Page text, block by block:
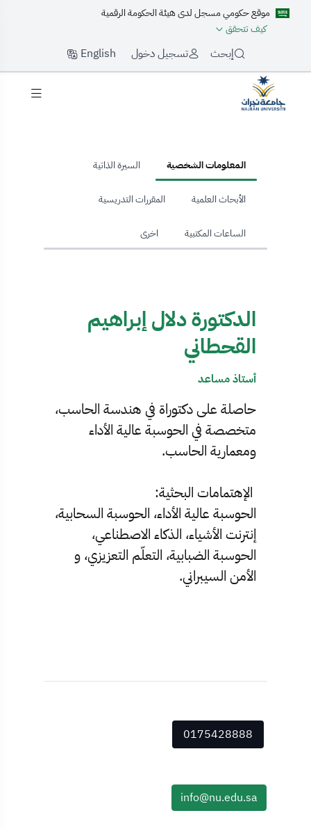
موقع حكومي مسجل لدى هيئة الحكومة الرقمية
كيف تتحقق
إبحث تسجيل دخول English
المعلومات الشخصية السيرة الذاتية
الأبحاث العلمية المقررات التدريسية
الساعات المكتبية اخرى
الدكتورة دلال إبراهيم
القحطاني
أستاذ مساعد
حاصلة على دكتوراة في هندسة الحاسب،
متخصصة في الحوسبة عالية الأداء
ومعمارية الحاسب.
الإهتمامات البحثية:
الحوسبة عالية الأداء، الحوسبة السحابية،
إنترنت الأشياء، الذكاء الاصطناعي،
الحوسبة الضبابية، التعلّم التعزيزي، و
الأمن السيبراني.
0175428888
info@nu.edu.sa